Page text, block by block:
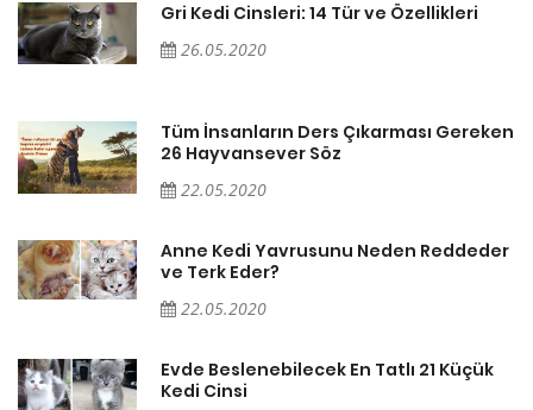
Gri Kedi Cinsleri: 14 Tür ve Özellikleri
26.05.2020
Tüm İnsanların Ders Çıkarması Gereken
26 Hayvansever Söz
22.05.2020
Anne Kedi Yavrusunu Neden Reddeder
ve Terk Eder?
22.05.2020
Evde Beslenebilecek En Tatlı 21 Küçük
Kedi Cinsi